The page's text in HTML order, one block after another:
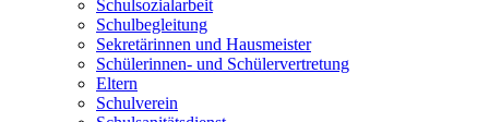
Schulsozialarbeit
Schulbegleitung
Sekretärinnen und Hausmeister
Schülerinnen- und Schülervertretung
Eltern
Schulverein